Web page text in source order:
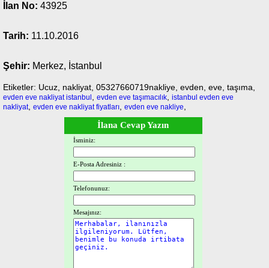
İlan No: 43925
Tarih: 11.10.2016
Şehir: Merkez, İstanbul
Etiketler: Ucuz, nakliyat, 05327660719nakliye, evden, eve, taşıma,
evden eve nakliyat istanbul evden eve taşımacılık istanbul evden eve
nakliyat, evden eve nakliyat fiyatları evden eve nakliye
İlana Cevap Yazın
İsminiz:
E-Posta Adresiniz :
Telefonunuz:
Mesajınız: